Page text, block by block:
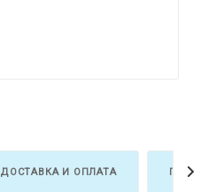
ДОСТАВКА И ОПЛАТА